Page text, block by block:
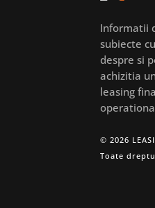
Informatii
subiecte
despre si
achizitia
leasing
© 2026
Toate